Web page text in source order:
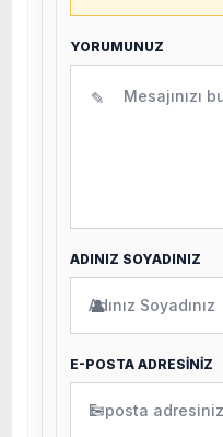
YORUMUNUZ
✎
ADINIZ SOYADINIZ
👤
E-POSTA ADRESİNİZ
✉